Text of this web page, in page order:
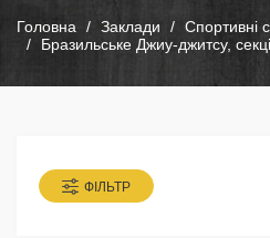
Головна Заклади Спортивні
Бразильське Джиу-джитсу,
ФІЛЬТР